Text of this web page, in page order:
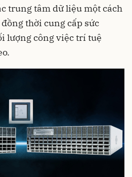
trung tâm dữ liệu một cách
thời cung cấp sức
lượng công việc trí tuệ